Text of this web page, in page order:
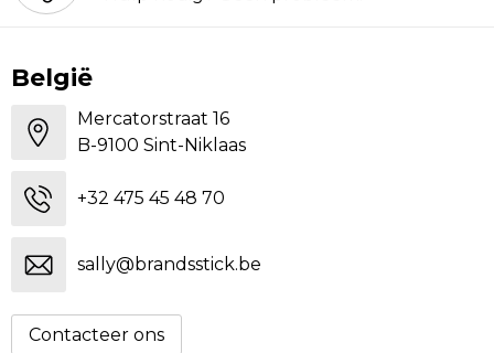
België
Mercatorstraat 16
B-9100 Sint-Niklaas
+32 475 45 48 70
sally@brandsstick.be
Contacteer ons